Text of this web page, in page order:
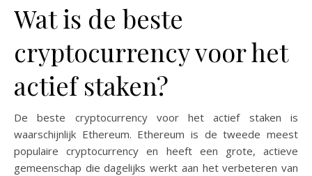
Wat is de beste
cryptocurrency voor het
actief staken?
De beste cryptocurrency voor het actief staken is
waarschijnlijk Ethereum. Ethereum is de tweede meest
populaire cryptocurrency en heeft een grote, actieve
gemeenschap die dagelijks werkt aan het verbeteren van